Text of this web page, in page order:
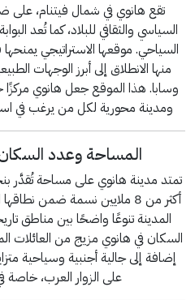
تقع هانوي في شمال فيتنام، على
السياسي والثقافي للبلاد، كما تُعد
السياحي. موقعها الاستراتيجي
منها الانطلاق إلى أبرز الوجهات
وسابا. هذا الموقع جعل هانوي مركزًا
ومدينة محورية لكل من يرغب في
المساحة وعدد السكان
أكثر من 8 ملايين نسمة ضمن
المدينة تنوعًا واضحًا بين مناطق
السكان في هانوي مزيج من العائلات
إضافة إلى جالية أجنبية وسياحية
على الزوار العرب، خاصة